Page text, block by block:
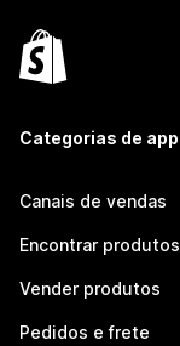
Categorias de app
Canais de vendas
Encontrar produtos
Vender produtos
Pedidos e frete